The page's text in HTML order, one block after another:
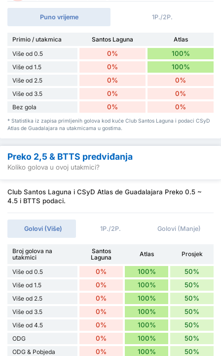
Puno vrijeme 1P./2P.
Primio / utakmica Santos Laguna
Atlas
Više od 0.5
0% 100%
Više od 1.5 0% 100%
Više od 2.5 0% 0%
Više od 3.5 0% 0%
Bez gola 0% 0%
* Statistika iz zapisa primljenih golova kod kuće Club Santos Laguna i podaci CSyD
Atlas de Guadalajara na utakmicama u gostima.
Preko 2,5 & BTTS predviđanja
Koliko golova u ovoj utakmici?
Club Santos Laguna i CSyD Atlas de Guadalajara Preko 0.5 ~
4.5 i BTTS podaci.
Golovi (Više) 1P./2P. Golovi (Manje)
Broj golova na
utakmici
Santos
Laguna
Atlas Prosjek
Više od 0.5 0% 100% 50%
Više od 1.5 0% 100% 50%
Više od 2.5 0% 100% 50%
Više od 3.5 0% 100% 50%
Više od 4.5 0% 100% 50%
ODG 0% 100% 50%
ODG & Pobjeda 0% 100% 50%